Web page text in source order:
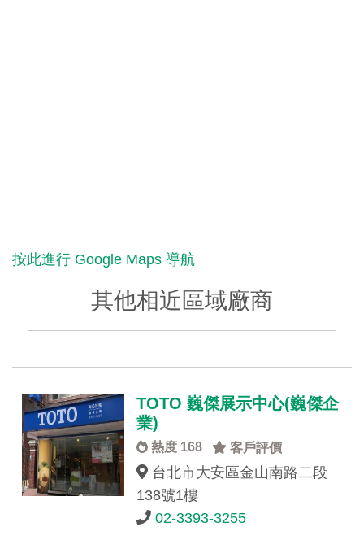
按此進行 Google Maps 導航
其他相近區域廠商
TOTO 巍傑展示中心(巍傑企
業)
熱度 168 客戶評價
台北市大安區金山南路二段
138號1樓
02-3393-3255